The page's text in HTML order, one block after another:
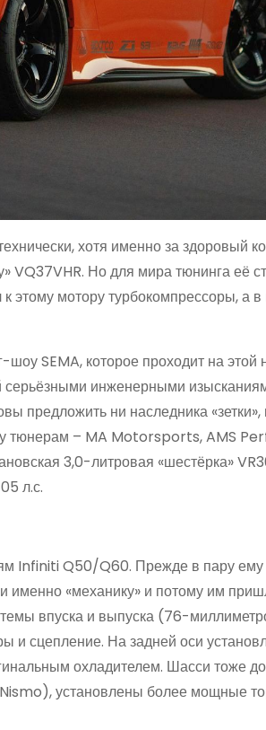
хотя именно за здоровый
VQ37VHR. Но для мира тюнинга её
мотору турбокомпрессоры, а в
SEMA, которое проходит на этой
серьёзными инженерными
предложить ни наследника «зетки»,
тюнерам – MA Motorsports, AMS
3,0-литровая «шестёрка»
л.с.
Infiniti Q50/Q60. Прежде в пару ему
именно «механику» и потому им
впуска и выпуска (76-
и сцепление. На задней оси
охладителем. Шасси тоже
установлены более мощные